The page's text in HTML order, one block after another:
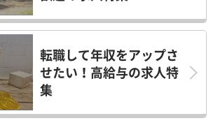
転職して年収をアップさ
せたい！高給与の求人特
集